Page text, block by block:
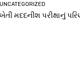
UNCATEGORIZED
ખેતી મદદનીશ પરીક્ષાનું